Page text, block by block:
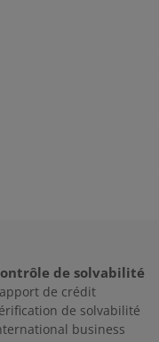
de solvabilité
de crédit
de solvabilité
business